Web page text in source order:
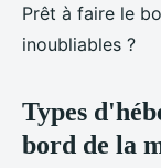
Prêt à faire le
inoubliables ?
Types
bord de la